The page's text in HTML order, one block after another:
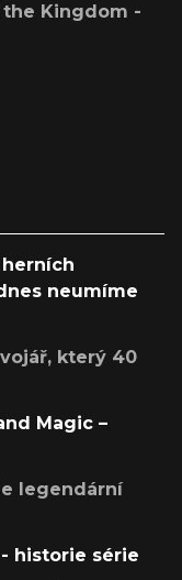
Kingdom -
neumíme
který 40
Magic –
legendární
historie série